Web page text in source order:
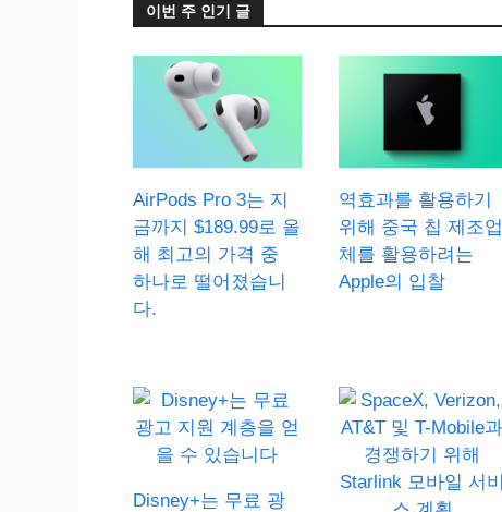
이번 주 인기 글
AirPods Pro 3는 지
금까지 $189.99로 올
해 최고의 가격 중
하나로 떨어졌습니
다.
역효과를 활용하기
위해 중국 칩 제조업
체를 활용하려는
Apple의 입찰
Disney+는 무료 광